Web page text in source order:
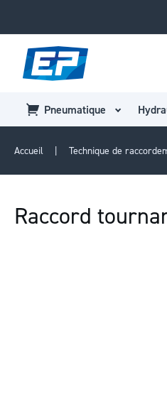
Pneumatique
Accueil Technique de
Raccord